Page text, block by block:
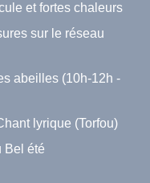
et fortes chaleurs
sur le réseau
abeilles (10h-12h -
lyrique (Torfou)
Bel été